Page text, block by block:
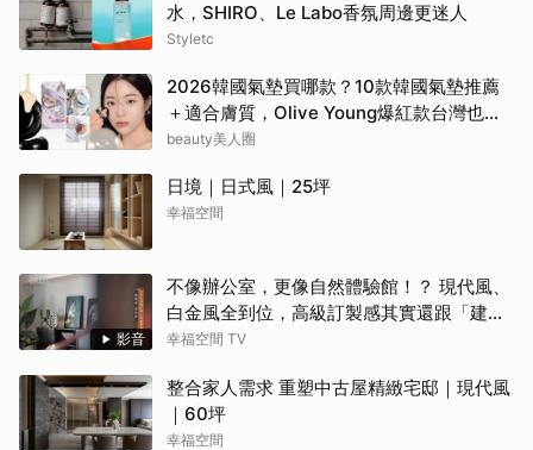
水，SHIRO、Le Labo香氛周邊更迷人
Styletc
2026韓國氣墊買哪款？10款韓國氣墊推薦
＋適合膚質，Olive Young爆紅款台灣也能
買
beauty美人圈
日境｜日式風｜25坪
幸福空間
影音
不像辦公室，更像自然體驗館！？ 現代風、
白金風全到位，高級訂製感其實還跟「建築
腦」有關？！
幸福空間 TV
整合家人需求 重塑中古屋精緻宅邸｜現代風
｜60坪
幸福空間